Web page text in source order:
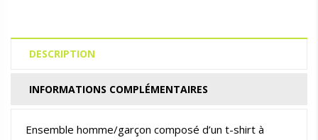
DESCRIPTION
INFORMATIONS COMPLÉMENTAIRES
Ensemble homme/garçon composé d’un t-shirt à